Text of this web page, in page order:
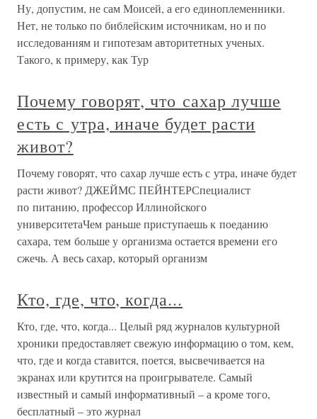
Ну, допустим, не сам Моисей, а его единоплеменники.
Нет, не только по библейским источникам, но и по
исследованиям и гипотезам авторитетных ученых.
Такого, к примеру, как Тур
Почему говорят, что сахар лучше
есть с утра, иначе будет расти
живот?
Почему говорят, что сахар лучше есть с утра, иначе будет
расти живот? ДЖЕЙМС ПЕЙНТЕРСпециалист
по питанию, профессор Иллинойского
университетаЧем раньше приступаешь к поеданию
сахара, тем больше у организма остается времени его
сжечь. А весь сахар, который организм
Кто, где, что, когда...
Кто, где, что, когда... Целый ряд журналов культурной
хроники предоставляет свежую информацию о том, кем,
что, где и когда ставится, поется, высвечивается на
экранах или крутится на проигрывателе. Самый
известный и самый информативный – а кроме того,
бесплатный – это журнал